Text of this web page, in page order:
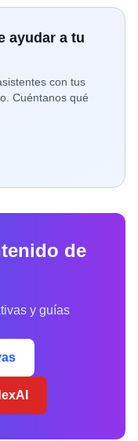
ayudar a tu
con tus
Cuéntanos qué
de
y guías